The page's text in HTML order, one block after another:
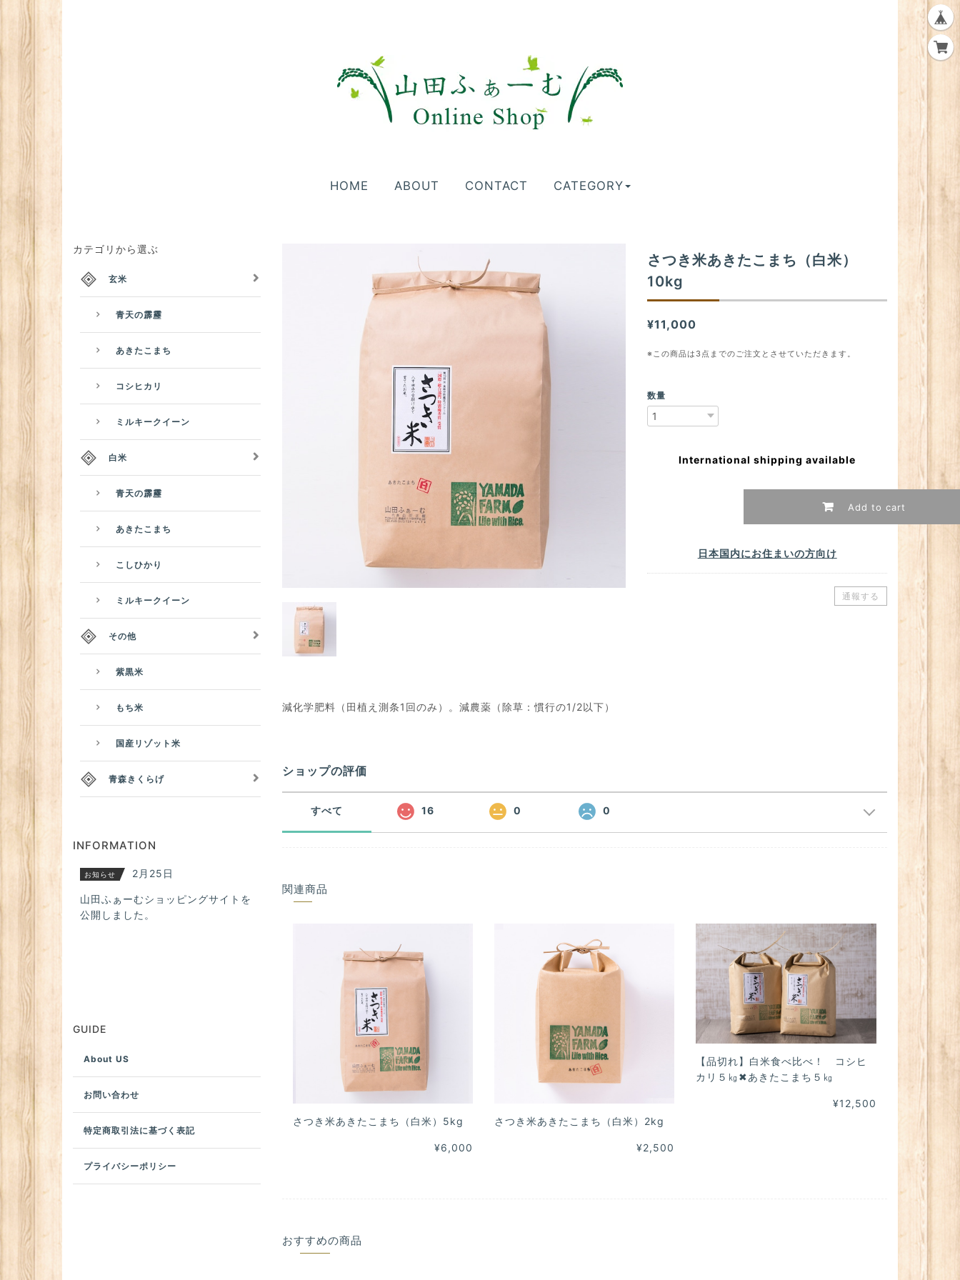
HOME ABOUT CONTACT CATEGORY
さつき米あきたこまち（白米）
10kg
¥11,000
※この商品は3点までのご注文とさせていただきます。
数量
International shipping available
Add to cart
日本国内にお住まいの方向け
通報する
減化学肥料（田植え測条1回のみ）。減農薬（除草：慣行の1/2以下）
ショップの評価
すべて 16 0 0
関連商品
さつき米あきたこまち（白米）5kg
¥6,000
さつき米あきたこまち（白米）2kg
¥2,500
【品切れ】白米食べ比べ！ コシヒ
カリ５㎏✖あきたこまち５㎏
¥12,500
おすすめの商品
カテゴリから選ぶ
玄米
青天の霹靂
あきたこまち
コシヒカリ
ミルキークイーン
白米
青天の霹靂
あきたこまち
こしひかり
ミルキークイーン
その他
紫黒米
もち米
国産リゾット米
青森きくらげ
INFORMATION
お知らせ 2月25日
山田ふぁーむショッピングサイトを
公開しました。
GUIDE
About US
お問い合わせ
特定商取引法に基づく表記
プライバシーポリシー